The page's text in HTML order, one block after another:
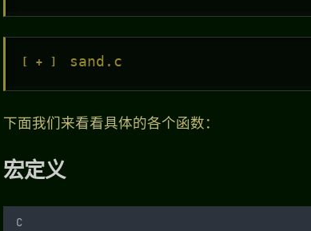
sand.c
下面我们来看看具体的各个函数：
宏定义
C